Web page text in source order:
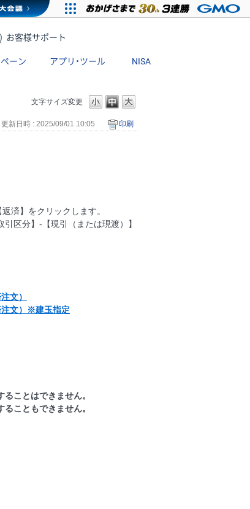
お客様サポート
ーン アプリ・ツール NISA
文字サイズ変更
更新日時 : 2025/09/01 10:05 印刷
済】をクリックします。
区分】-【現引（または現渡）】
文）
注文）※建玉指定
ことはできません。
こともできません。